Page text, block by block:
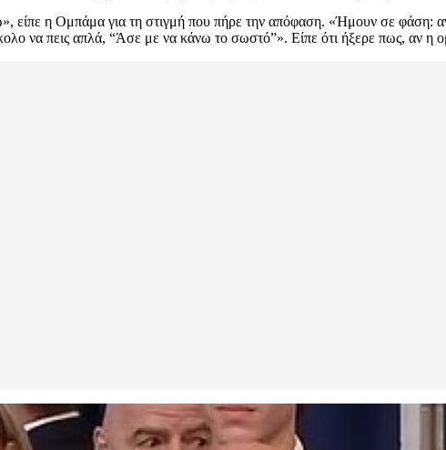
είπε η Ομπάμα για τη στιγμή που πήρε την απόφαση. «Ήμουν σε φάση:
να πεις απλά, “Άσε με να κάνω το σωστό”». Είπε ότι ήξερε πως, αν η